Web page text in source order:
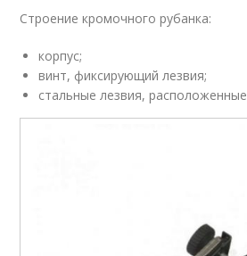
Строение кромочного рубанка:
корпус;
винт, фиксирующий лезвия;
стальные лезвия,